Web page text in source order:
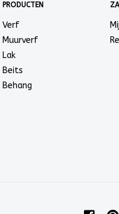
PRODUCTEN
Verf
Muurverf
Lak
Beits
Behang